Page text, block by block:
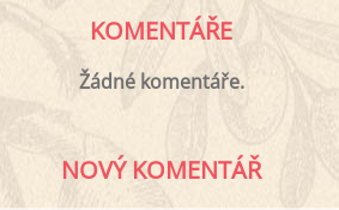
KOMENTÁŘE
Žádné komentáře.
NOVÝ KOMENTÁŘ